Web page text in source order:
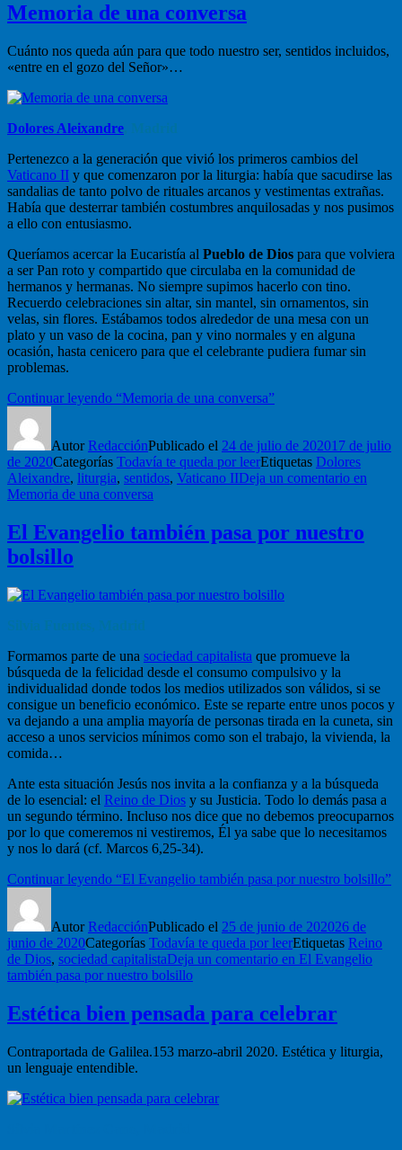
Memoria de una conversa
Cuánto nos queda aún para que todo nuestro ser, sentidos incluidos,
«entre en el gozo del Señor»…
Dolores Aleixandre
Pertenezco a la generación que vivió los primeros cambios del
Vaticano II y que comenzaron por la liturgia: había que sacudirse las
sandalias de tanto polvo de rituales arcanos y vestimentas extrañas.
Había que desterrar también costumbres anquilosadas y nos pusimos
a ello con entusiasmo.
Queríamos acercar la Eucaristía al Pueblo de Dios para que volviera
a ser Pan roto y compartido que circulaba en la comunidad de
hermanos y hermanas. No siempre supimos hacerlo con tino.
Recuerdo celebraciones sin altar, sin mantel, sin ornamentos, sin
velas, sin flores. Estábamos todos alrededor de una mesa con un
plato y un vaso de la cocina, pan y vino normales y en alguna
ocasión, hasta cenicero para que el celebrante pudiera fumar sin
problemas.
Continuar leyendo “Memoria de una conversa”
AutorRedacciónPublicado el 24 de julio de 202017 de julio
de 2020Categorías Todavía te queda por leerEtiquetas Dolores
Aleixandre, liturgia, sentidos, Vaticano IIDeja un comentario en
Memoria de una conversa
El Evangelio también pasa por nuestro
bolsillo
Formamos parte de una sociedad capitalista que promueve la
búsqueda de la felicidad desde el consumo compulsivo y la
individualidad donde todos los medios utilizados son válidos, si se
consigue un beneficio económico. Este se reparte entre unos pocos y
va dejando a una amplia mayoría de personas tirada en la cuneta, sin
acceso a unos servicios mínimos como son el trabajo, la vivienda, la
comida…
Ante esta situación Jesús nos invita a la confianza y a la búsqueda
de lo esencial: el Reino de Dios y su Justicia. Todo lo demás pasa a
un segundo término. Incluso nos dice que no debemos preocuparnos
por lo que comeremos ni vestiremos, Él ya sabe que lo necesitamos
y nos lo dará (cf. Marcos 6,25-34).
Continuar leyendo “El Evangelio también pasa por nuestro bolsillo”
AutorRedacciónPublicado el 25 de junio de 202026 de
junio de 2020Categorías Todavía te queda por leerEtiquetas Reino
de Dios, sociedad capitalistaDeja un comentario en El Evangelio
también pasa por nuestro bolsillo
Estética bien pensada para celebrar
Contraportada de Galilea.153 marzo-abril 2020. Estética y liturgia,
un lenguaje entendible.